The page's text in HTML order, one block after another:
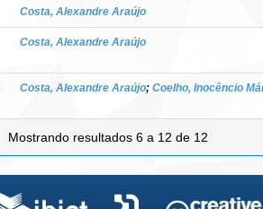
Costa, Alexandre Araújo
Costa, Alexandre Araújo
Costa, Alexandre Araújo; Coelho, Inocêncio
Mostrando resultados 6 a 12 de 12